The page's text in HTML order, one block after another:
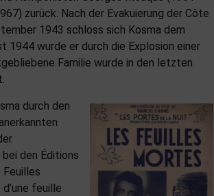
zurück. Nach der Evakuierung der Côte
1943 schloss sich Kosma dem
1944 wurde er durch die Explosion einer
Familie wurde in den letzten
durch den
den Éditions
d’une feuille